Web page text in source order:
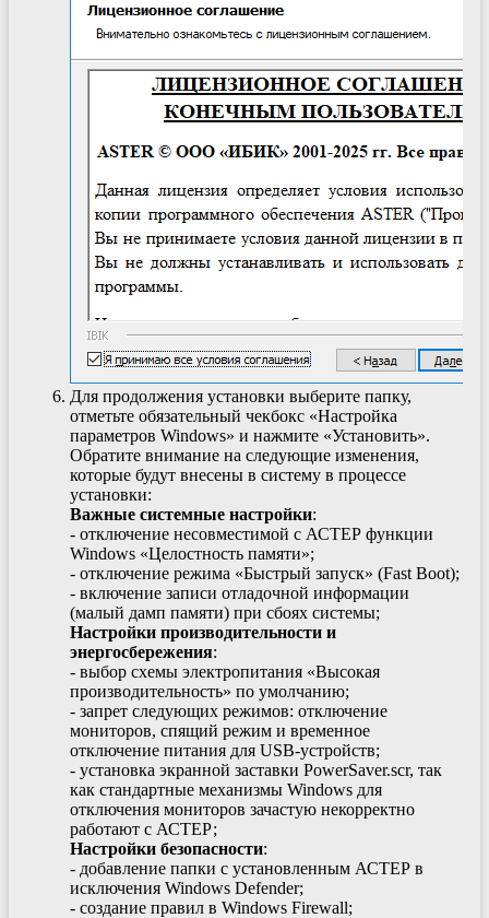
Для продолжения установки выберите папку,
отметьте обязательный чекбокс «Настройка
параметров Windows» и нажмите «Установить».
Обратите внимание на следующие изменения,
которые будут внесены в систему в процессе
установки:
Важные системные настройки:
- отключение несовместимой с АСТЕР функции
Windows «Целостность памяти»;
- отключение режима «Быстрый запуск» (Fast Boot);
- включение записи отладочной информации
(малый дамп памяти) при сбоях системы;
Настройки производительности и
энергосбережения:
- выбор схемы электропитания «Высокая
производительность» по умолчанию;
- запрет следующих режимов: отключение
мониторов, спящий режим и временное
отключение питания для USB-устройств;
- установка экранной заставки PowerSaver.scr, так
как стандартные механизмы Windows для
отключения мониторов зачастую некорректно
работают с АСТЕР;
Настройки безопасности:
- добавление папки с установленным АСТЕР в
исключения Windows Defender;
- создание правил в Windows Firewall;